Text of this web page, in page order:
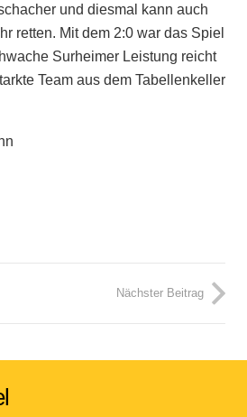
und diesmal kann auch
retten. Mit dem 2:0 war das Spiel
Surheimer Leistung reicht
Team aus dem Tabellenkeller
Nächster Beitrag